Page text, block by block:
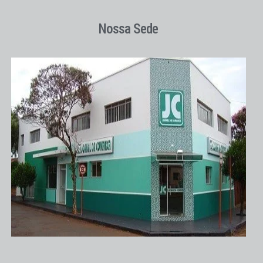
Nossa Sede